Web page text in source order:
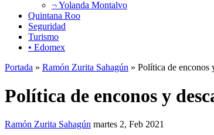
¬ Yolanda Montalvo
Quintana Roo
Seguridad
Turismo
• Edomex
Portada » Ramón Zurita Sahagún » Política de enconos
Política de enconos y
Ramón Zurita Sahagún martes 2, Feb 2021